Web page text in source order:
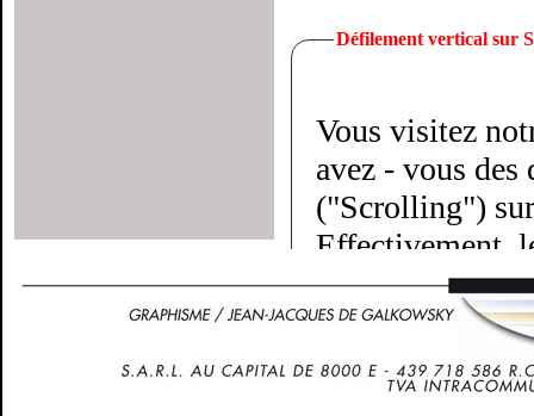
Défilement vertical sur
Vous visitez
avez - vous
("Scrolling")
Effectivement,
doigts